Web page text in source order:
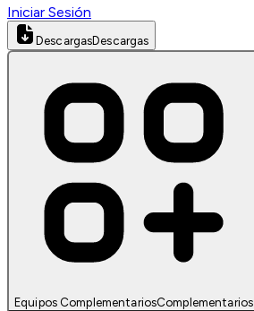
Iniciar Sesión
DescargasDescargas
Equipos ComplementariosComplementarios